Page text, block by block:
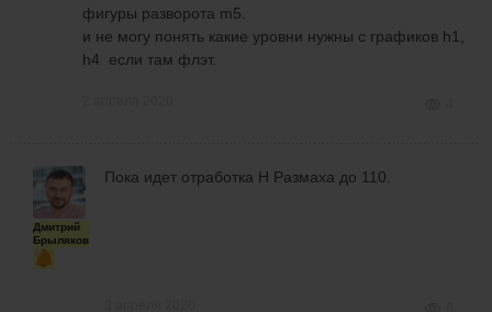
фигуры разворота m5.
и не могу понять какие уровни нужны с графиков h1,
h4 если там флэт.
Дмитрий
Брыляков
Пока идет отработка Н Размаха до 110.